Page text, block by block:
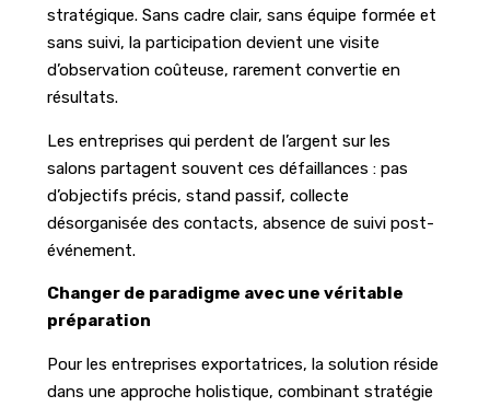
stratégique. Sans cadre clair, sans équipe formée et
sans suivi, la participation devient une visite
d’observation coûteuse, rarement convertie en
résultats.
Les entreprises qui perdent de l’argent sur les
salons partagent souvent ces défaillances : pas
d’objectifs précis, stand passif, collecte
désorganisée des contacts, absence de suivi post-
événement.
Changer de paradigme avec une véritable
préparation
Pour les entreprises exportatrices, la solution réside
dans une approche holistique, combinant stratégie